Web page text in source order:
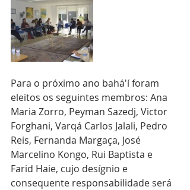
Para o próximo ano bahá'í foram
eleitos os seguintes membros: Ana
Maria Zorro, Peyman Sazedj, Victor
Forghani, Varqá Carlos Jalali, Pedro
Reis, Fernanda Margaça, José
Marcelino Kongo, Rui Baptista e
Farid Haie, cujo desígnio e
consequente responsabilidade será